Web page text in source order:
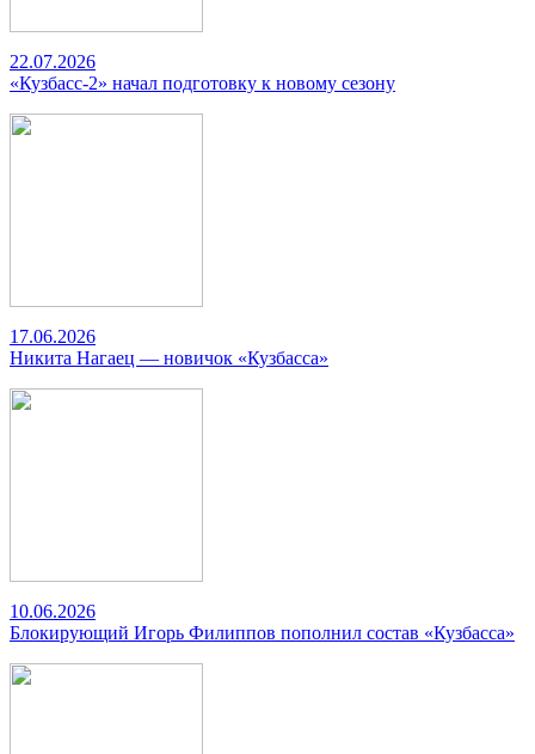
22.07.2026
«Кузбасс-2» начал подготовку к новому сезону
17.06.2026
Никита Нагаец — новичок «Кузбасса»
10.06.2026
Блокирующий Игорь Филиппов пополнил состав «Кузбасса»